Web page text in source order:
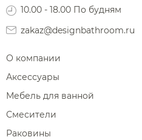
Диспенсеры
10.00 - 18.00 По будням
zakaz@designbathroom.ru
О компании
Аксессуары
Мебель для ванной
Смесители
Раковины